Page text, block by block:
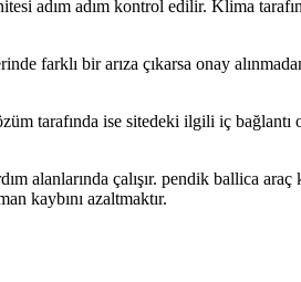
adım adım kontrol edilir. Klima
farklı bir arıza çıkarsa onay
tarafında ise sitedeki ilgili iç bağlantı
alanlarında çalışır. pendik ballica
kaybını azaltmaktır.